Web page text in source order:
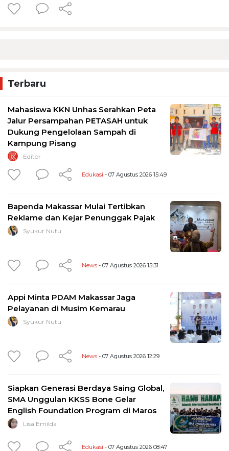
Terbaru
Mahasiswa KKN Unhas Serahkan Peta
Jalur Persampahan PETASAH untuk
Dukung Pengelolaan Sampah di
Kampung Pisang
Editor
Edukasi - 07 Agustus 2026 15:49
Bapenda Makassar Mulai Tertibkan
Reklame dan Kejar Penunggak Pajak
Syukur Nutu
News - 07 Agustus 2026 15:31
Appi Minta PDAM Makassar Jaga
Pelayanan di Musim Kemarau
Syukur Nutu
News - 07 Agustus 2026 12:29
Siapkan Generasi Berdaya Saing Global,
SMA Unggulan KKSS Bone Gelar
English Foundation Program di Maros
Lisa Emilda
Edukasi - 07 Agustus 2026 08:47